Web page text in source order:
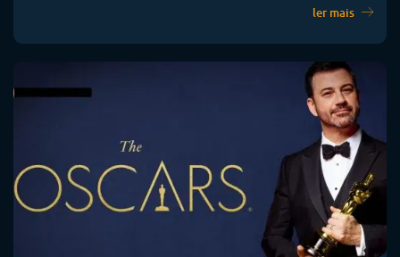
ler mais